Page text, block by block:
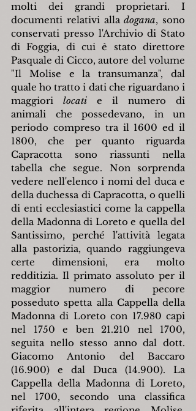
molti dei grandi proprietari. I
documenti relativi alla dogana, sono
conservati presso l'Archivio di Stato
di Foggia, di cui è stato direttore
Pasquale di Cicco, autore del volume
"Il Molise e la transumanza", dal
quale ho tratto i dati che riguardano i
maggiori locati e il numero di
animali che possedevano, in un
periodo compreso tra il 1600 ed il
1800, che per quanto riguarda
Capracotta sono riassunti nella
tabella che segue. Non sorprenda
vedere nell'elenco i nomi del duca e
della duchessa di Capracotta, o quelli
di enti ecclesiastici come la cappella
della Madonna di Loreto e quella del
Santissimo, perché l'attività legata
alla pastorizia, quando raggiungeva
certe dimensioni, era molto
redditizia. Il primato assoluto per il
maggior numero di pecore
posseduto spetta alla Cappella della
Madonna di Loreto con 17.980 capi
nel 1750 e ben 21.210 nel 1700,
seguita nello stesso anno dal dott.
Giacomo Antonio del Baccaro
(16.900) e dal Duca (14.900). La
Cappella della Madonna di Loreto,
nel 1700, secondo una classifica